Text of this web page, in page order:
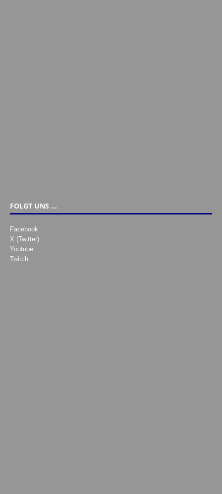
FOLGT UNS …
Facebook
X (Twitter)
Youtube
Twitch